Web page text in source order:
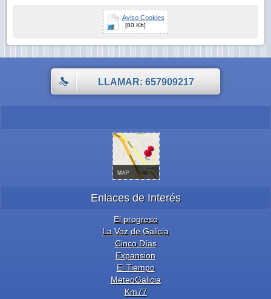
Aviso Cookies
[80 Kb]
LLAMAR: 657909217
Enlaces de Interés
El progreso
La Voz de Galicia
Cinco Días
Expansion
El Tiempo
MeteoGalicia
Km77